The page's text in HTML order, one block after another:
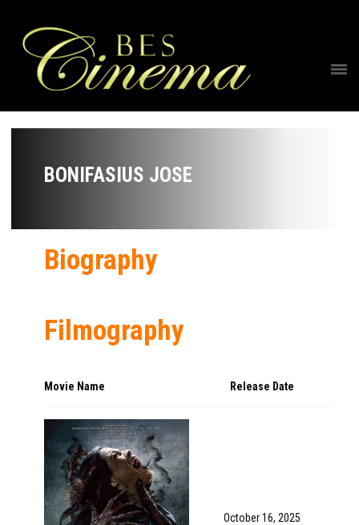
BONIFASIUS JOSE
Biography
Filmography
Movie Name Release Date
October 16, 2025